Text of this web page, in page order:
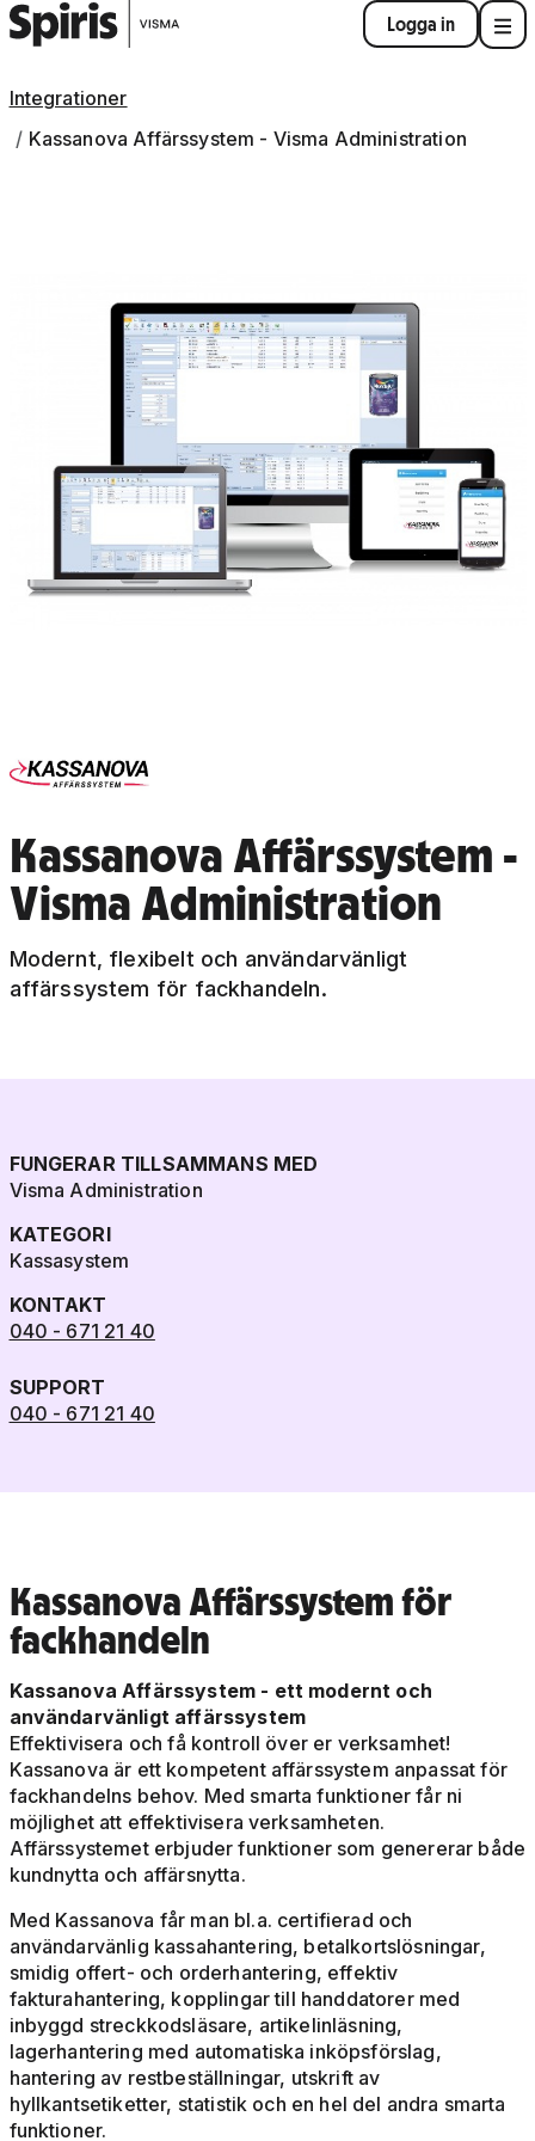
Logga in
Integrationer
Kassanova Affärssystem - Visma Administration
Kassanova Affärssystem -
Visma Administration
Modernt, flexibelt och användarvänligt
affärssystem för fackhandeln.
FUNGERAR TILLSAMMANS MED
Visma Administration
KATEGORI
Kassasystem
KONTAKT
040 - 671 21 40
SUPPORT
040 - 671 21 40
Kassanova Affärssystem för
fackhandeln
Kassanova Affärssystem - ett modernt och
användarvänligt affärssystem
Effektivisera och få kontroll över er verksamhet!
Kassanova är ett kompetent affärssystem anpassat för
fackhandelns behov. Med smarta funktioner får ni
möjlighet att effektivisera verksamheten.
Affärssystemet erbjuder funktioner som genererar både
kundnytta och affärsnytta.
Med Kassanova får man bl.a. certifierad och
användarvänlig kassahantering, betalkortslösningar,
smidig offert- och orderhantering, effektiv
fakturahantering, kopplingar till handdatorer med
inbyggd streckkodsläsare, artikelinläsning,
lagerhantering med automatiska inköpsförslag,
hantering av restbeställningar, utskrift av
hyllkantsetiketter, statistik och en hel del andra smarta
funktioner.